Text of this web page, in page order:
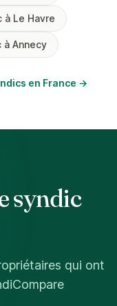
à Le Havre
à Annecy
en France →
syndic
qui ont